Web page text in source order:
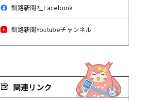
釧路新聞社 Facebook
釧路新聞Youtubeチャンネル
関連リンク